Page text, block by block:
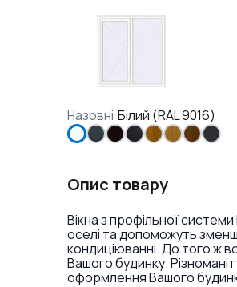
Назовні:Білий (RAL 9016)
Опис товару
Вікна з профільної
оселі та допоможуть
кондиціюванні. До того ж
Вашого будинку.
оформлення Вашого